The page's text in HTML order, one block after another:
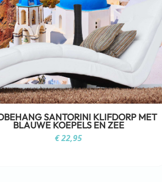
SANTORINI KLIFDORP MET
BLAUWE KOEPELS EN ZEE
€22,95